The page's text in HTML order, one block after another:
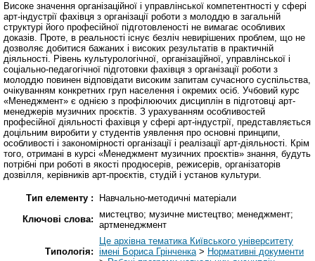
Високе значення організаційної і управлінської компетентності у сфері
арт-індустрії фахівця з організації роботи з молоддю в загальній
структурі його професійної підготовленості не вимагає особливих
доказів. Проте, в реальності існує безліч невирішених проблем, що не
дозволяє добитися бажаних і високих результатів в практичній
діяльності. Рівень культурологічної, організаційної, управлінської і
соціально-педагогічної підготовки фахівця з організації роботи з
молоддю повинен відповідати високим запитам сучасного суспільства,
очікуванням конкретних груп населення і окремих осіб. Учбовий курс
«Менеджмент» є однією з профілюючих дисциплін в підготовці арт-
менеджерів музичних проєктів. З урахуванням особливостей
професійної діяльності фахівця у сфері арт-індустрії, представляється
доцільним виробити у студентів уявлення про основні принципи,
особливості і закономірності організації і реалізації арт-діяльності. Крім
того, отримані в курсі «Менеджмент музичних проєктів» знання, будуть
потрібні при роботі в якості продюсерів, режисерів, організаторів
дозвілля, керівників арт-проєктів, студій і установ культури.
Тип елементу :
Навчально-методичні матеріали
Ключові слова: мистецтво; музичне мистецтво; менеджмент;
артменеджмент
Типологія:
Це архівна тематика Київського університету
імені Бориса Грінченка> Нормативні документи